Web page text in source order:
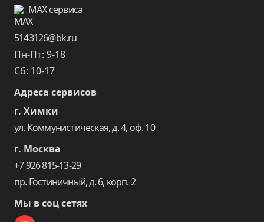
MAX сервиса
5143126@bk.ru
Пн-Пт: 9-18
Сб: 10-17
Адреса сервисов
г. Химки
ул. Коммунистическая, д. 4, оф. 10
г. Москва
+7 926 815-13-29
пр. Гостиничный, д. 6, корп. 2
Мы в соц сетях